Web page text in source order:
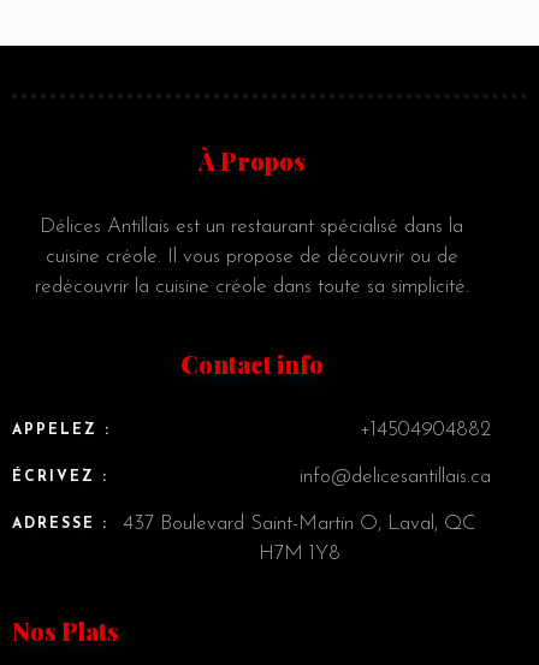
À Propos
Délices Antillais est un restaurant spécialisé dans la
cuisine créole. Il vous propose de découvrir ou de
redécouvrir la cuisine créole dans toute sa simplicité.
Contact info
APPELEZ : +14504904882
ÉCRIVEZ : info@delicesantillais.ca
ADRESSE :
437 Boulevard Saint-Martin O, Laval, QC
H7M 1Y8
Nos Plats